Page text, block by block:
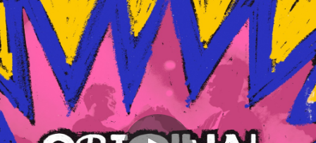
You're all set!
Original
Original
03:17
.